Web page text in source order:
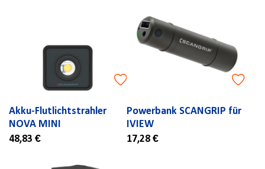
Akku-Flutlichtstrahler
NOVA MINI
48,83 €
Powerbank SCANGRIP für
IVIEW
17,28 €